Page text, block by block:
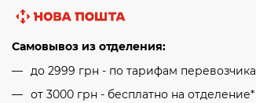
Самовывоз из отделения:
до 2999 грн - по тарифам перевозчика
от 3000 грн - бесплатно на отделение*